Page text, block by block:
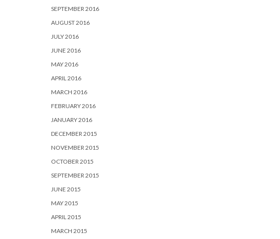
SEPTEMBER 2016
AUGUST 2016
JULY 2016
JUNE 2016
MAY 2016
APRIL 2016
MARCH 2016
FEBRUARY 2016
JANUARY 2016
DECEMBER 2015
NOVEMBER 2015
OCTOBER 2015
SEPTEMBER 2015
JUNE 2015
MAY 2015
APRIL 2015
MARCH 2015